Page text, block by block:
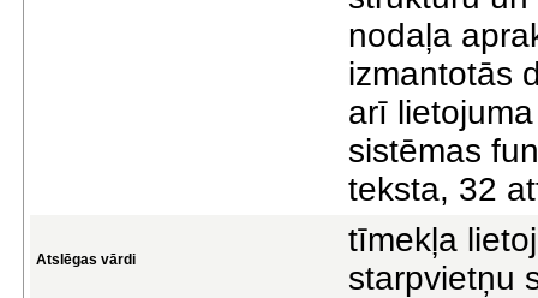
nodaļa
izmantotās
arī
sistēmas
teksta, 32
Atslēgas vārdi
tīmekļa
starpvietņu